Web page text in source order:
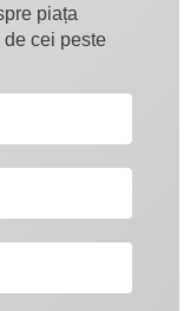
piața
cei peste